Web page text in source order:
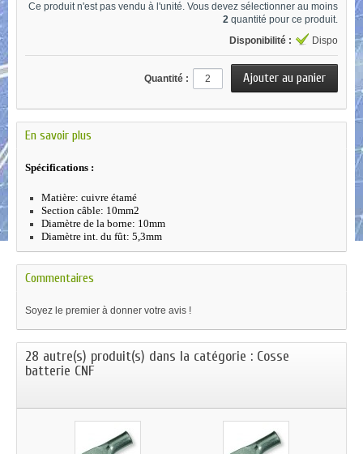
Ce produit n'est pas vendu à l'unité. Vous devez sélectionner au moins
2 quantité pour ce produit.
Disponibilité :
Dispo
Quantité :
En savoir plus
Spécifications :
Matière: cuivre étamé
Section câble: 10mm2
Diamètre de la borne: 10mm
Diamètre int. du fût: 5,3mm
Commentaires
Soyez le premier à donner votre avis !
28 autre(s) produit(s) dans la catégorie : Cosse
batterie CNF